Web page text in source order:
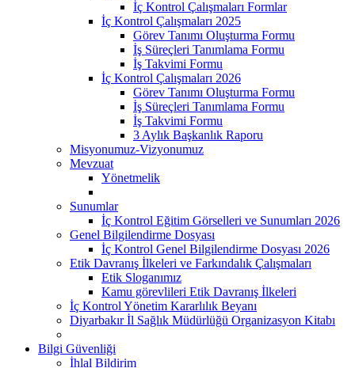
İç Kontrol Çalışmaları Formlar
İç Kontrol Çalışmaları 2025
Görev Tanımı Oluşturma Formu
İş Süreçleri Tanımlama Formu
İş Takvimi Formu
İç Kontrol Çalışmaları 2026
Görev Tanımı Oluşturma Formu
İş Süreçleri Tanımlama Formu
İş Takvimi Formu
3 Aylık Başkanlık Raporu
Misyonumuz-Vizyonumuz
Mevzuat
Yönetmelik
Sunumlar
İç Kontrol Eğitim Görselleri ve Sunumları 2026
Genel Bilgilendirme Dosyası
İç Kontrol Genel Bilgilendirme Dosyası 2026
Etik Davranış İlkeleri ve Farkındalık Çalışmaları
Etik Sloganımız
Kamu görevlileri Etik Davranış İlkeleri
İç Kontrol Yönetim Kararlılık Beyanı
Diyarbakır İl Sağlık Müdürlüğü Organizasyon Kitabı
Bilgi Güvenliği
İhlal Bildirim